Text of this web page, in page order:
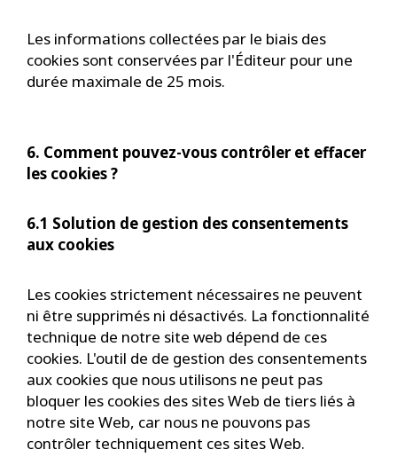
Les informations collectées par le biais des
cookies sont conservées par l'Éditeur pour une
durée maximale de 25 mois.
6. Comment pouvez-vous contrôler et effacer
les cookies ?
6.1 Solution de gestion des consentements
aux cookies
Les cookies strictement nécessaires ne peuvent
ni être supprimés ni désactivés. La fonctionnalité
technique de notre site web dépend de ces
cookies. L'outil de de gestion des consentements
aux cookies que nous utilisons ne peut pas
bloquer les cookies des sites Web de tiers liés à
notre site Web, car nous ne pouvons pas
contrôler techniquement ces sites Web.